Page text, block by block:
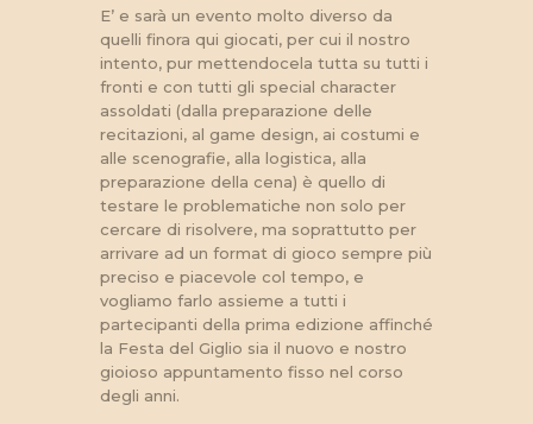
E’ e sarà un evento molto diverso da
quelli finora qui giocati, per cui il nostro
intento, pur mettendocela tutta su tutti i
fronti e con tutti gli special character
assoldati (dalla preparazione delle
recitazioni, al game design, ai costumi e
alle scenografie, alla logistica, alla
preparazione della cena) è quello di
testare le problematiche non solo per
cercare di risolvere, ma soprattutto per
arrivare ad un format di gioco sempre più
preciso e piacevole col tempo, e
vogliamo farlo assieme a tutti i
partecipanti della prima edizione affinché
la Festa del Giglio sia il nuovo e nostro
gioioso appuntamento fisso nel corso
degli anni.